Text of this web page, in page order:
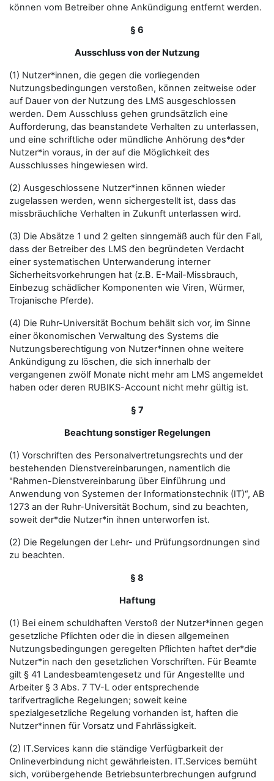
können vom Betreiber ohne Ankündigung entfernt werden.
§ 6
Ausschluss von der Nutzung
(1) Nutzer*innen, die gegen die vorliegenden
Nutzungsbedingungen verstoßen, können zeitweise oder
auf Dauer von der Nutzung des LMS ausgeschlossen
werden. Dem Ausschluss gehen grundsätzlich eine
Aufforderung, das beanstandete Verhalten zu unterlassen,
und eine schriftliche oder mündliche Anhörung des*der
Nutzer*in voraus, in der auf die Möglichkeit des
Ausschlusses hingewiesen wird.
(2) Ausgeschlossene Nutzer*innen können wieder
zugelassen werden, wenn sichergestellt ist, dass das
missbräuchliche Verhalten in Zukunft unterlassen wird.
(3) Die Absätze 1 und 2 gelten sinngemäß auch für den Fall,
dass der Betreiber des LMS den begründeten Verdacht
einer systematischen Unterwanderung interner
Sicherheitsvorkehrungen hat (z.B. E-Mail-Missbrauch,
Einbezug schädlicher Komponenten wie Viren, Würmer,
Trojanische Pferde).
(4) Die Ruhr-Universität Bochum behält sich vor, im Sinne
einer ökonomischen Verwaltung des Systems die
Nutzungsberechtigung von Nutzer*innen ohne weitere
Ankündigung zu löschen, die sich innerhalb der
vergangenen zwölf Monate nicht mehr am LMS angemeldet
haben oder deren RUBIKS-Account nicht mehr gültig ist.
§ 7
Beachtung sonstiger Regelungen
(1) Vorschriften des Personalvertretungsrechts und der
bestehenden Dienstvereinbarungen, namentlich die
"Rahmen-Dienstvereinbarung über Einführung und
Anwendung von Systemen der Informationstechnik (IT)“, AB
1273 an der Ruhr-Universität Bochum, sind zu beachten,
soweit der*die Nutzer*in ihnen unterworfen ist.
(2) Die Regelungen der Lehr- und Prüfungsordnungen sind
zu beachten.
§ 8
Haftung
(1) Bei einem schuldhaften Verstoß der Nutzer*innen gegen
gesetzliche Pflichten oder die in diesen allgemeinen
Nutzungsbedingungen geregelten Pflichten haftet der*die
Nutzer*in nach den gesetzlichen Vorschriften. Für Beamte
gilt § 41 Landesbeamtengesetz und für Angestellte und
Arbeiter § 3 Abs. 7 TV-L oder entsprechende
tarifvertragliche Regelungen; soweit keine
spezialgesetzliche Regelung vorhanden ist, haften die
Nutzer*innen für Vorsatz und Fahrlässigkeit.
(2) IT.Services kann die ständige Verfügbarkeit der
Onlineverbindung nicht gewährleisten. IT.Services bemüht
sich, vorübergehende Betriebsunterbrechungen aufgrund